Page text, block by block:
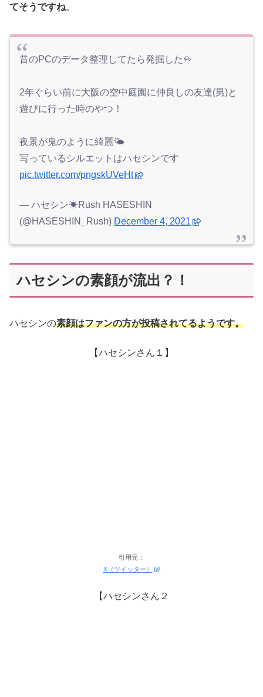
てそうですね。
昔のPCのデータ整理してたら発掘した🤏
2年ぐらい前に大阪の空中庭園に仲良しの友達(男)と
遊びに行った時のやつ！
夜景が鬼のように綺麗🌤️
写っているシルエットはハセシンです
pic.twitter.com/pngskUVeHt
— ハセシン☀Rush HASESHIN
(@HASESHIN_Rush) December 4, 2021
ハセシンの素顔が流出？！
ハセシンの素顔はファンの方が投稿されてるようです。
【ハセシンさん１】
引用元：
X（ツイッター）
【ハセシンさん２